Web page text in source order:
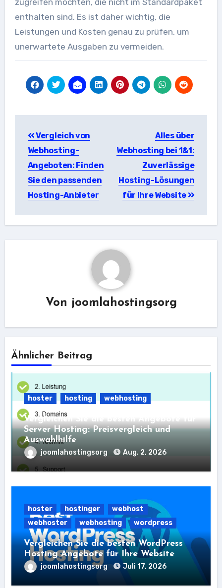
enthalten sind. Es ist daher wichtig, die
Leistungen und Kosten genau zu prüfen, um
unerwartete Ausgaben zu vermeiden.
Vergleich von
Webhosting-
Angeboten: Finden
Sie den passenden
Hosting-Anbieter
Alles über
Webhosting bei 1&1:
Zuverlässige
Hosting-Lösungen
für Ihre Website
Von joomlahostingsorg
Ähnlicher Beitrag
hoster hosting webhosting
Vergleichen Sie die besten Angebote für
Server Hosting: Preisvergleich und
Auswahlhilfe
joomlahostingsorg Aug. 2, 2026
hoster hostinger
webhost
webhoster
webhosting wordpress
Vergleichen Sie die besten WordPress
Hosting Angebote für Ihre Website
joomlahostingsorg Juli 17, 2026